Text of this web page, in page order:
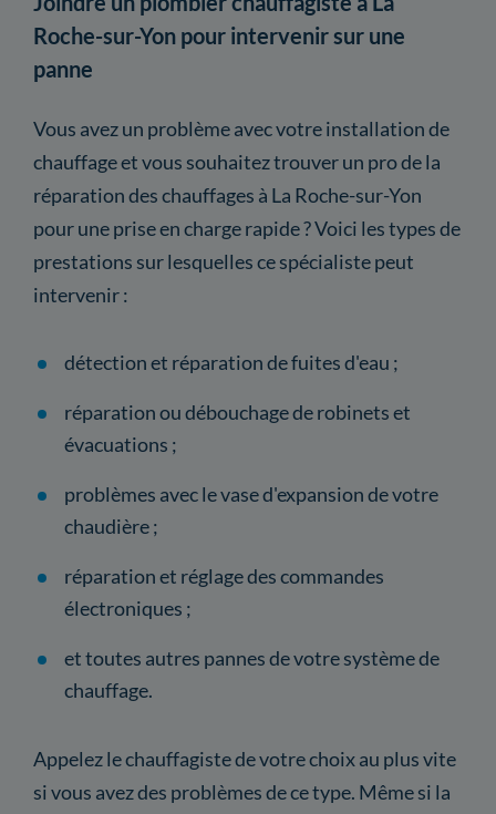
Roche-sur-Yon pour intervenir sur une
panne
Vous avez un problème avec votre installation de
chauffage et vous souhaitez trouver un pro de la
réparation des chauffages à La Roche-sur-Yon
pour une prise en charge rapide ? Voici les types de
prestations sur lesquelles ce spécialiste peut
intervenir :
détection et réparation de fuites d'eau ;
réparation ou débouchage de robinets et
évacuations ;
problèmes avec le vase d'expansion de votre
chaudière ;
réparation et réglage des commandes
électroniques ;
et toutes autres pannes de votre système de
chauffage.
Appelez le chauffagiste de votre choix au plus vite
si vous avez des problèmes de ce type. Même si la